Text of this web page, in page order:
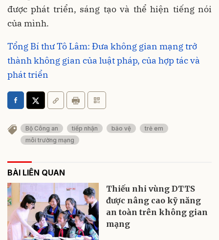
được phát triển, sáng tạo và thể hiện tiếng nói
của mình.
Tổng Bí thư Tô Lâm: Đưa không gian mạng trở
thành không gian của luật pháp, của hợp tác và
phát triển
Bộ Công an tiếp nhận bảo vệ
trẻ em
môi trường mạng
BÀI LIÊN QUAN
Thiếu nhi vùng DTTS
được nâng cao kỹ năng
an toàn trên không gian
mạng